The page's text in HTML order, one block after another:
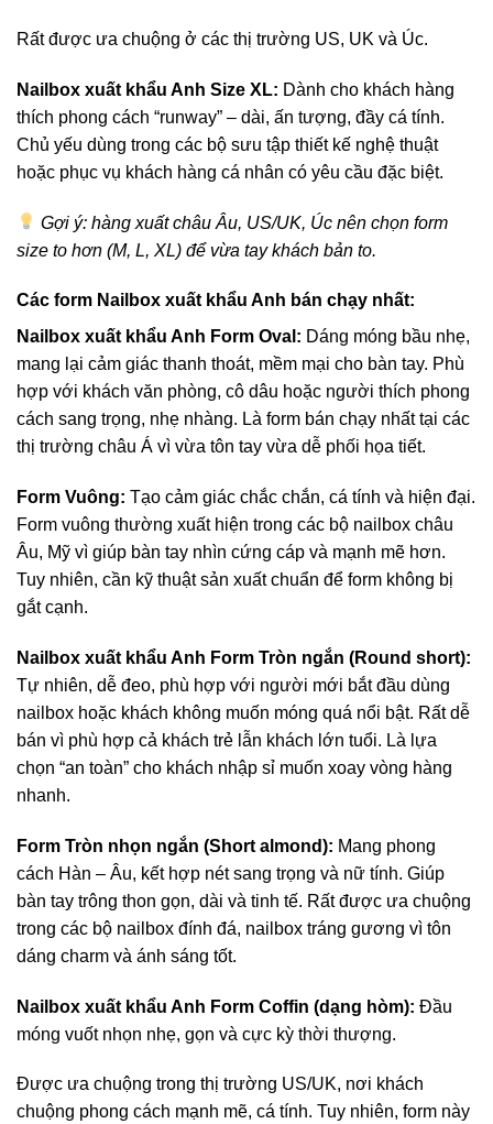
Rất được ưa chuộng ở các thị trường US, UK và Úc.
Nailbox xuất khẩu Anh Size XL: Dành cho khách hàng
thích phong cách “runway” – dài, ấn tượng, đầy cá tính.
Chủ yếu dùng trong các bộ sưu tập thiết kế nghệ thuật
hoặc phục vụ khách hàng cá nhân có yêu cầu đặc biệt.
Gợi ý: hàng xuất châu Âu, US/UK, Úc nên chọn form
size to hơn (M, L, XL) để vừa tay khách bản to.
Các form Nailbox xuất khẩu Anh bán chạy nhất:
Nailbox xuất khẩu Anh Form Oval: Dáng móng bầu nhẹ,
mang lại cảm giác thanh thoát, mềm mại cho bàn tay. Phù
hợp với khách văn phòng, cô dâu hoặc người thích phong
cách sang trọng, nhẹ nhàng. Là form bán chạy nhất tại các
thị trường châu Á vì vừa tôn tay vừa dễ phối họa tiết.
Form Vuông: Tạo cảm giác chắc chắn, cá tính và hiện đại.
Form vuông thường xuất hiện trong các bộ nailbox châu
Âu, Mỹ vì giúp bàn tay nhìn cứng cáp và mạnh mẽ hơn.
Tuy nhiên, cần kỹ thuật sản xuất chuẩn để form không bị
gắt cạnh.
Nailbox xuất khẩu Anh Form Tròn ngắn (Round short):
Tự nhiên, dễ đeo, phù hợp với người mới bắt đầu dùng
nailbox hoặc khách không muốn móng quá nổi bật. Rất dễ
bán vì phù hợp cả khách trẻ lẫn khách lớn tuổi. Là lựa
chọn “an toàn” cho khách nhập sỉ muốn xoay vòng hàng
nhanh.
Form Tròn nhọn ngắn (Short almond): Mang phong
cách Hàn – Âu, kết hợp nét sang trọng và nữ tính. Giúp
bàn tay trông thon gọn, dài và tinh tế. Rất được ưa chuộng
trong các bộ nailbox đính đá, nailbox tráng gương vì tôn
dáng charm và ánh sáng tốt.
Nailbox xuất khẩu Anh Form Coffin (dạng hòm): Đầu
móng vuốt nhọn nhẹ, gọn và cực kỳ thời thượng.
Được ưa chuộng trong thị trường US/UK, nơi khách
chuộng phong cách mạnh mẽ, cá tính. Tuy nhiên, form này